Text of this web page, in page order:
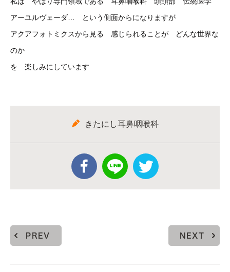
アーユルヴェーダ… という側面からになりますが
アクアフォトミクスから見る 感じられることが どんな世界な
のか
を 楽しみにしています
きたにし耳鼻咽喉科
PREV NEXT